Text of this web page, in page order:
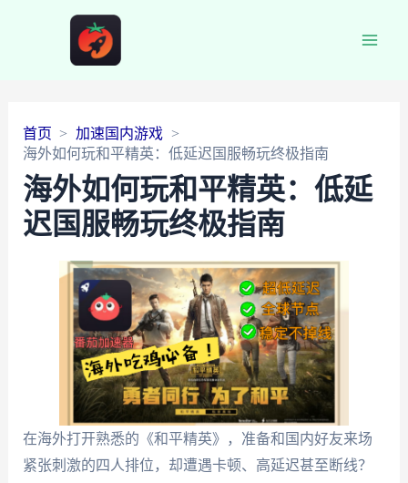
首页
加速国内游戏
海外如何玩和平精英：低延迟国服畅玩终极指南
海外如何玩和平精英：低延
迟国服畅玩终极指南
在海外打开熟悉的《和平精英》，准备和国内好友来场
紧张刺激的四人排位，却遭遇卡顿、高延迟甚至断线？